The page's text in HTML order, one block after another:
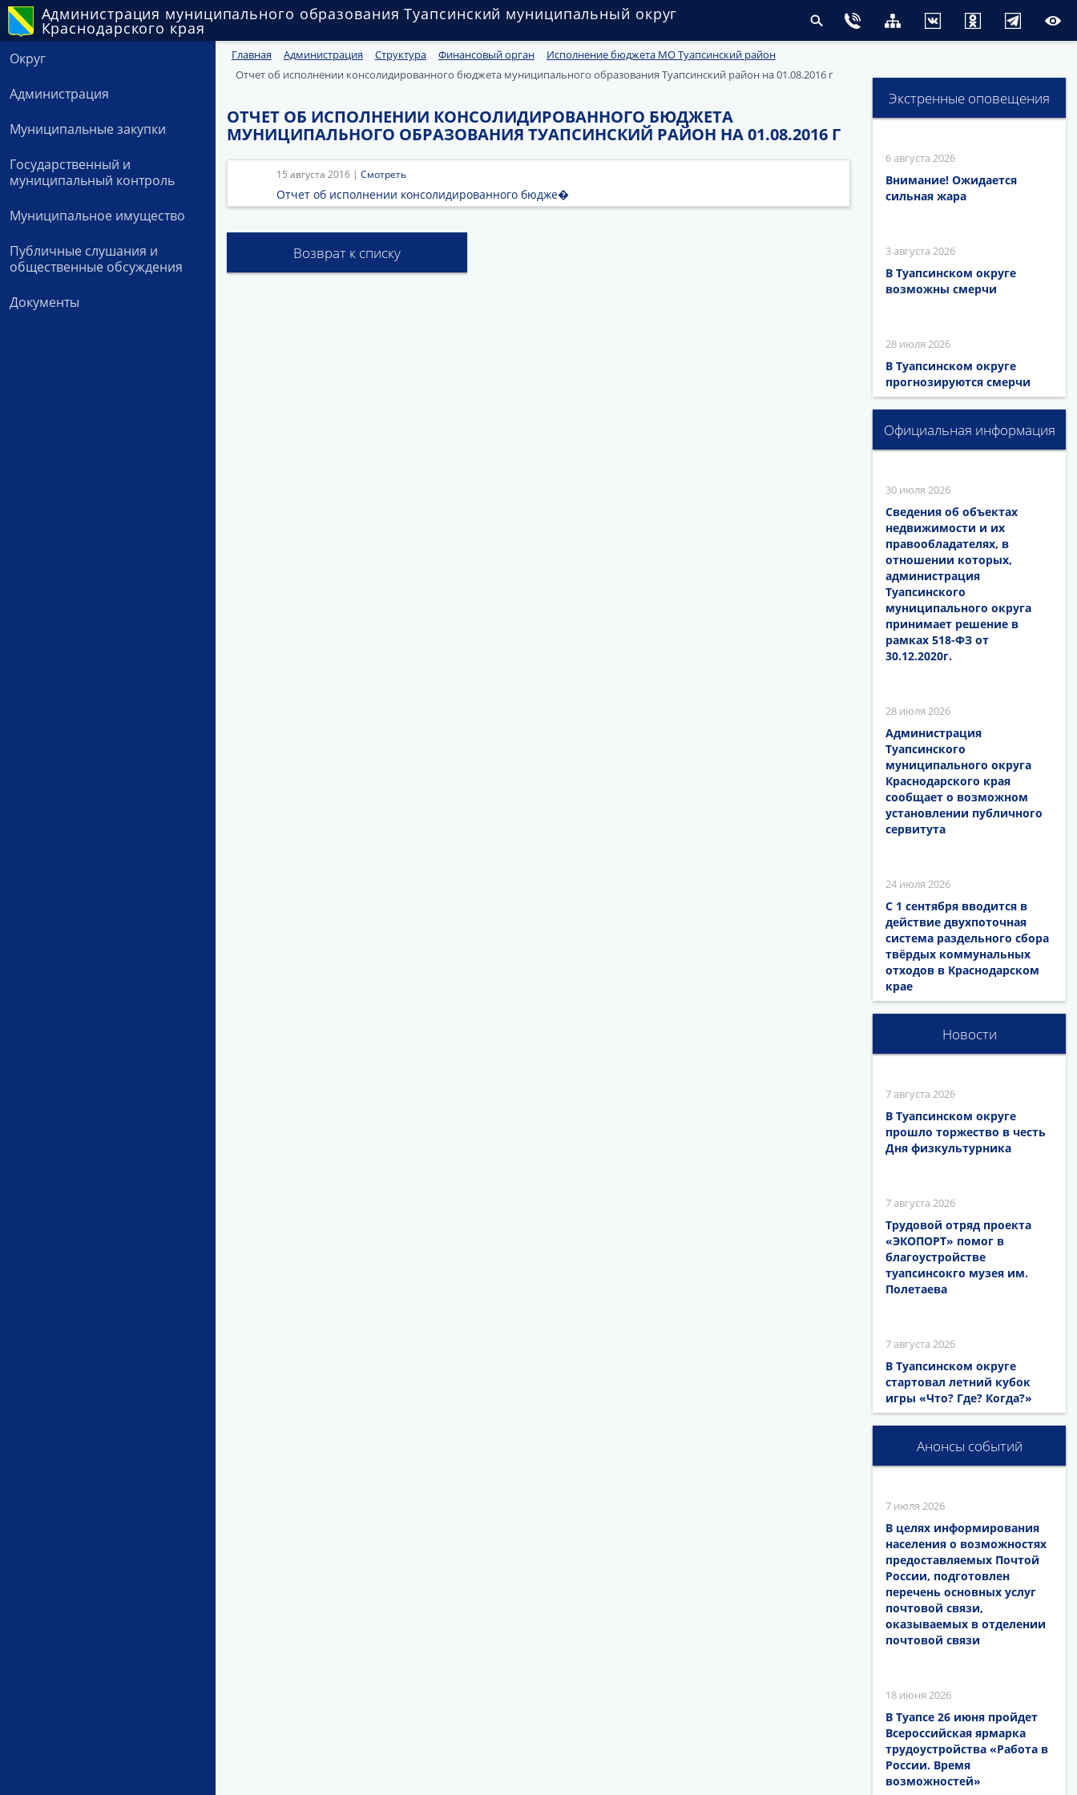
Администрация муниципального образования Туапсинский муниципальный округ
Краснодарского края
Округ
Администрация
Муниципальные закупки
Государственный и
муниципальный контроль
Муниципальное имущество
Публичные слушания и
общественные обсуждения
Документы
Главная Администрация Структура Финансовый орган
Исполнение бюджета МО Туапсинский район
Отчет об исполнении консолидированного бюджета муниципального образования Туапсинский район на 01.08.2016 г
ОТЧЕТ ОБ ИСПОЛНЕНИИ КОНСОЛИДИРОВАННОГО БЮДЖЕТА
МУНИЦИПАЛЬНОГО ОБРАЗОВАНИЯ ТУАПСИНСКИЙ РАЙОН НА 01.08.2016 Г
15 августа 2016 | Смотреть
Отчет об исполнении консолидированного бюдже�
Возврат к списку
Экстренные оповещения
6 августа 2026
Внимание! Ожидается
сильная жара
3 августа 2026
В Туапсинском округе
возможны смерчи
28 июля 2026
В Туапсинском округе
прогнозируются смерчи
Официальная информация
30 июля 2026
Сведения об объектах
недвижимости и их
правообладателях, в
отношении которых,
администрация
Туапсинского
муниципального округа
принимает решение в
рамках 518-ФЗ от
30.12.2020г.
28 июля 2026
Администрация
Туапсинского
муниципального округа
Краснодарского края
сообщает о возможном
установлении публичного
сервитута
24 июля 2026
С 1 сентября вводится в
действие двухпоточная
система раздельного сбора
твёрдых коммунальных
отходов в Краснодарском
крае
Новости
7 августа 2026
В Туапсинском округе
прошло торжество в честь
Дня физкультурника
7 августа 2026
Трудовой отряд проекта
«ЭКОПОРТ» помог в
благоустройстве
туапсинсокго музея им.
Полетаева
7 августа 2026
В Туапсинском округе
стартовал летний кубок
игры «Что? Где? Когда?»
Анонсы событий
7 июля 2026
В целях информирования
населения о возможностях
предоставляемых Почтой
России, подготовлен
перечень основных услуг
почтовой связи,
оказываемых в отделении
почтовой связи
18 июня 2026
В Туапсе 26 июня пройдет
Всероссийская ярмарка
трудоустройства «Работа в
России. Время
возможностей»